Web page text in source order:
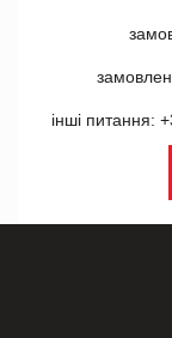
інші питання: